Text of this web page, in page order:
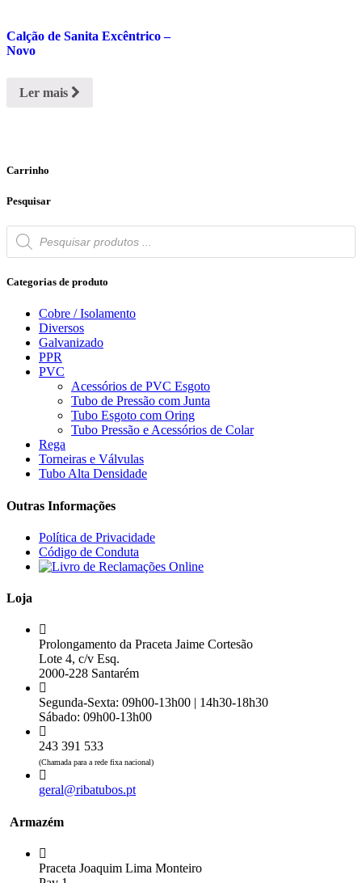
Calção de Sanita Excêntrico –
Novo
Ler mais
Carrinho
Pesquisar
Products
search
Categorias de produto
Cobre / Isolamento
Diversos
Galvanizado
PPR
PVC
Acessórios de PVC Esgoto
Tubo de Pressão com Junta
Tubo Esgoto com Oring
Tubo Pressão e Acessórios de Colar
Rega
Torneiras e Válvulas
Tubo Alta Densidade
Outras Informações
Política de Privacidade
Código de Conduta
Loja
Prolongamento da Praceta Jaime Cortesão
Lote 4, c/v Esq.
2000-228 Santarém
Segunda-Sexta: 09h00-13h00 | 14h30-18h30
Sábado: 09h00-13h00
243 391 533
(Chamada para a rede fixa nacional)
geral@ribatubos.pt
Armazém
Praceta Joaquim Lima Monteiro